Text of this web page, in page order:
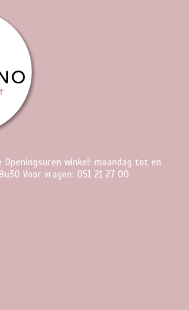
winkel: maandag tot en
Voor vragen: 051 21 27 00